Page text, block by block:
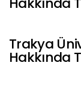
Trakya
Hakkında